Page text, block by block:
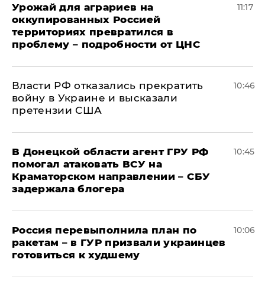
Урожай для аграриев на
оккупированных Россией
территориях превратился в
проблему – подробности от ЦНС
11:17
Власти РФ отказались прекратить
войну в Украине и высказали
претензии США
10:46
В Донецкой области агент ГРУ РФ
помогал атаковать ВСУ на
Краматорском направлении – СБУ
задержала блогера
10:45
Россия перевыполнила план по
ракетам – в ГУР призвали украинцев
готовиться к худшему
10:06